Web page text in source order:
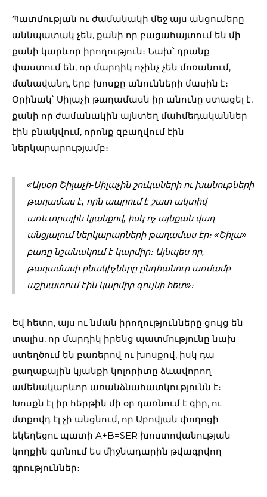
Պատմության ու ժամանակի մեջ այս անցումերը
աննպատակ չեն, քանի որ բացահայտում են մի
քանի կարևոր իրողություն։ Նախ՝ դրանք
փաստում են, որ մարդիկ ոչինչ չեն մոռանում,
մանավանդ, երբ խոսքը անունների մասին է։
Օրինակ՝ Սիլաչի թաղամասն իր անունը ստացել է,
քանի որ ժամանակին այնտեղ մահմեդականներ
էին բնակվում, որոնք զբաղվում էին
ներկարարությամբ։
«Այսօր Շիլաչի-Սիլաչին շուկաների ու խանութների
թաղամաս է, որն ապրում է շատ ակտիվ
առևտրային կյանքով, իսկ ոչ այնքան վաղ
անցյալում ներկարարների թաղամաս էր։ «Շիլա»
բառը նշանակում է կարմիր։ Այնպես որ,
թաղամասի բնակիչները ընդհանուր առմամբ
աշխատում էին կարմիր գույնի հետ»։
Եվ հետո, այս ու նման իրողությունները ցույց են
տալիս, որ մարդիկ իրենց պատմությունը նախ
ստեղծում են բառերով ու խոսքով, իսկ դա
քաղաքային կյանքի կոլորիտը ձևավորող
ամենակարևոր առանձնահատկությունն է։
Խոսքն էլ իր հերթին մի օր դառնում է գիր, ու
մտքովդ էլ չի անցնում, որ Աբովյան փողոցի
եկեղեցու պատի A+B=SER խոստովանության
կողքին գտնում ես միջնադարին թվագրվող
գրություններ։